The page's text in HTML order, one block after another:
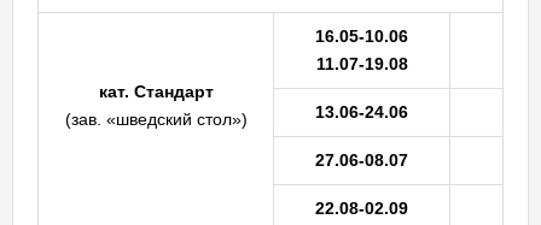
кат. Стандарт
(зав. «шведский стол»)
16.05-10.06
11.07-19.08
13.06-24.06
27.06-08.07
22.08-02.09